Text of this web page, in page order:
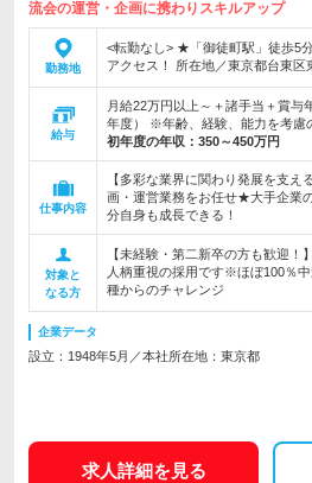
流会の運営・企画に携わりスキルアップ
勤務地
<転勤なし> ★「御徒町駅」徒歩5
アクセス！ 所在地／東京都台東区
給与
月給22万円以上～＋諸手当＋賞
年度） ※年齢、経験、能力を考慮
初年度の年収： 350～450万円
仕事内容
【多彩な業界に関わり発展を支え
画・運営業務をお任せ★大手企業
分自身も成長できる！
対象と
なる方
【未経験・第二新卒の方も歓迎！
人柄重視の採用です※ほぼ100％
種からのチャレンジ
企業データ
設立：1948年5月／本社所在地：東京都
求人詳細を見る